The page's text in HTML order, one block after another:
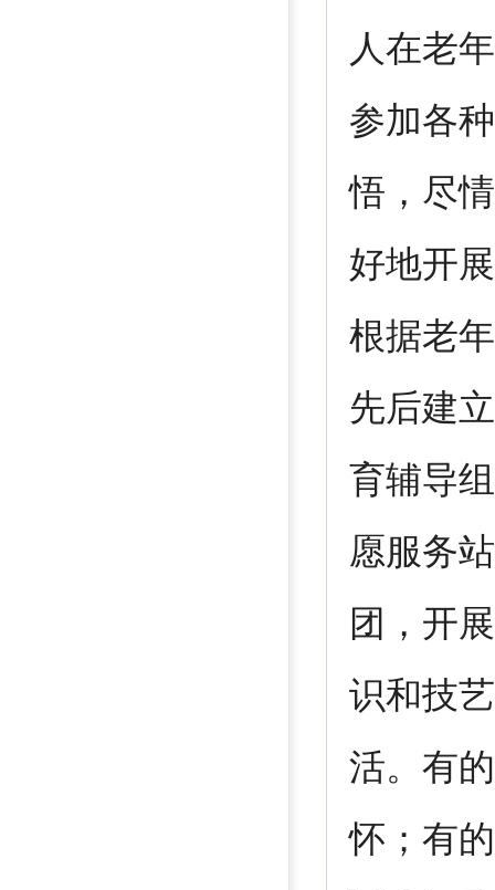
人在老
参加各
悟，尽
好地开
根据老
先后建
育辅导
愿服务
团，开
识和技
活。有
怀；有